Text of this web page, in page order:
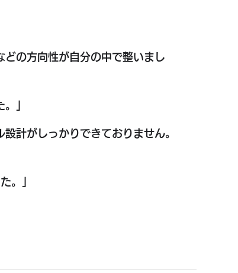
どの方向性が自分の中で整いまし
」
計がしっかりできておりません。
。」